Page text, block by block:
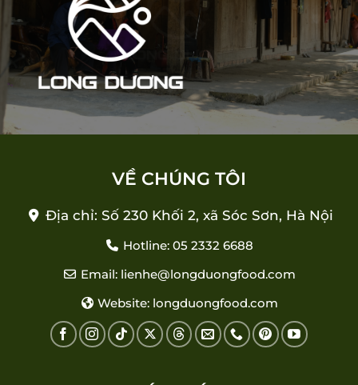
VỀ CHÚNG TÔI
Địa chỉ: Số 230 Khối 2, xã Sóc Sơn, Hà Nội
Hotline: 05 2332 6688
Email: lienhe@longduongfood.com
Website: longduongfood.com